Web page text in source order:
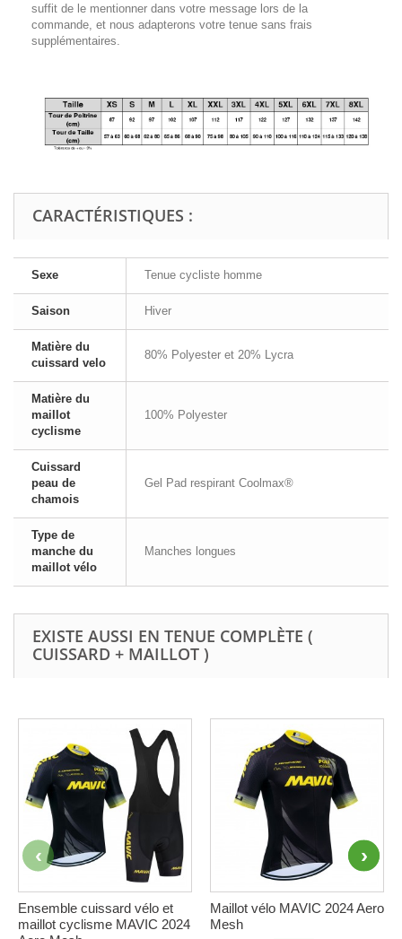
suffit de le mentionner dans votre message lors de la
commande, et nous adapterons votre tenue sans frais
supplémentaires.
CARACTÉRISTIQUES :
Sexe Tenue cycliste homme
Saison Hiver
Matière du
cuissard velo
80% Polyester et 20% Lycra
Matière du
maillot
cyclisme
100% Polyester
Cuissard
peau de
chamois
Gel Pad respirant Coolmax®
Type de
manche du
maillot vélo
Manches longues
EXISTE AUSSI EN TENUE COMPLÈTE (
CUISSARD + MAILLOT )
Ensemble cuissard vélo et
maillot cyclisme MAVIC 2024
Maillot vélo MAVIC 2024 Aero
Mesh